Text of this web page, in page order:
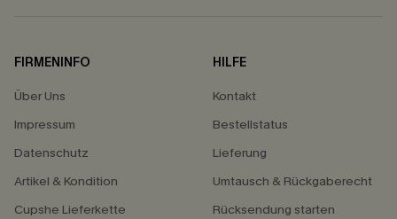
FIRMENINFO
Über Uns
Impressum
Datenschutz
Artikel & Kondition
Cupshe Lieferkette
HILFE
Kontakt
Bestellstatus
Lieferung
Umtausch & Rückgaberecht
Rücksendung starten